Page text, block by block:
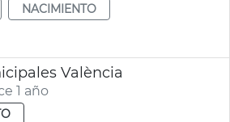
NACIMIENTO
València
1 año